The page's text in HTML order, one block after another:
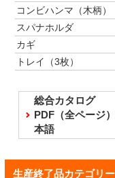
コンビハンマ（木柄）
スパナホルダ
カギ
トレイ（3枚）
総合カタログ
PDF（全ページ
本語
生産終了品カテゴリ